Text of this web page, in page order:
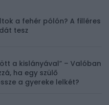
a fehér pólón? A filléres
tesz
a kislányával” – Valóban
ha egy szülő
a gyereke lelkét?